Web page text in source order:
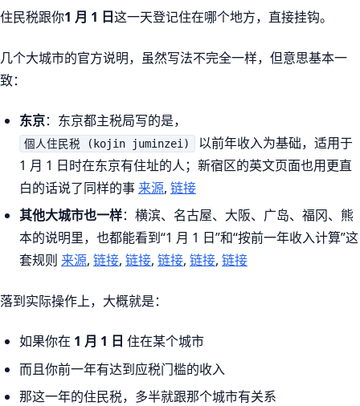
住民税跟你1 月 1 日这一天登记住在哪个地方，直接挂钩。
几个大城市的官方说明，虽然写法不完全一样，但意思基本一
致：
东京：东京都主税局写的是，
個人住民税 (kojin juminzei)
以前年收入为基础，适用于
1 月 1 日时在东京有住址的人；新宿区的英文页面也用更直
白的话说了同样的事 来源, 链接
其他大城市也一样：横滨、名古屋、大阪、广岛、福冈、熊
本的说明里，也都能看到“1 月 1 日”和“按前一年收入计算”这
套规则 来源, 链接, 链接, 链接, 链接, 链接
落到实际操作上，大概就是：
如果你在 1 月 1 日 住在某个城市
而且你前一年有达到应税门槛的收入
那这一年的住民税，多半就跟那个城市有关系